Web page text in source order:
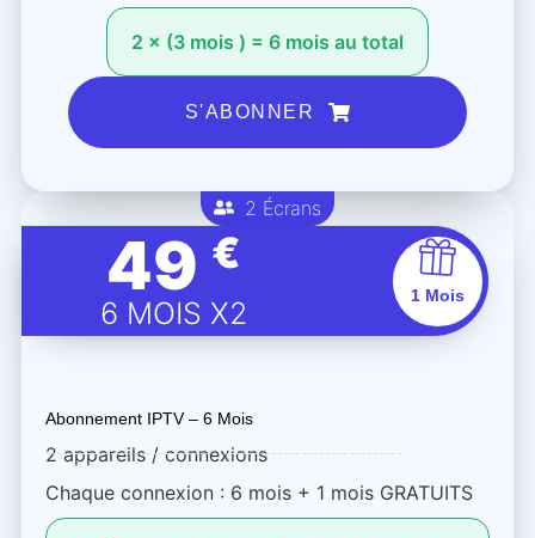
2 × (3 mois ) = 6 mois au total
S'ABONNER
2 Écrans
49 €
6 MOIS X2 1 Mois
Abonnement IPTV – 6 Mois
2 appareils / connexions
Chaque connexion : 6 mois + 1 mois GRATUITS